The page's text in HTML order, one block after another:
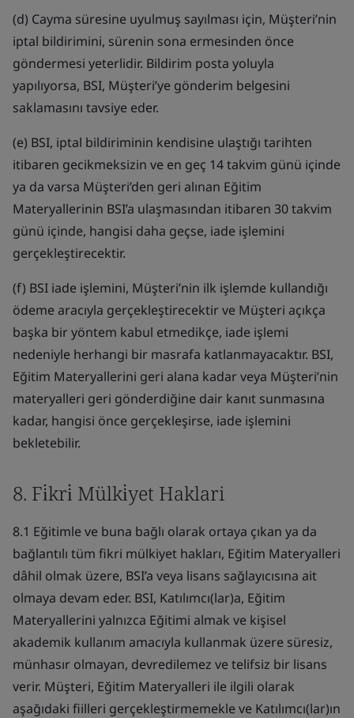
(d) Cayma süresine uyulmuş sayılması için, Müşteri’nin
iptal bildirimini, sürenin sona ermesinden önce
göndermesi yeterlidir. Bildirim posta yoluyla
yapılıyorsa, BSI, Müşteri’ye gönderim belgesini
saklamasını tavsiye eder.
(e) BSI, iptal bildiriminin kendisine ulaştığı tarihten
itibaren gecikmeksizin ve en geç 14 takvim günü içinde
ya da varsa Müşteri’den geri alınan Eğitim
Materyallerinin BSI’a ulaşmasından itibaren 30 takvim
günü içinde, hangisi daha geçse, iade işlemini
gerçekleştirecektir.
(f) BSI iade işlemini, Müşteri’nin ilk işlemde kullandığı
ödeme aracıyla gerçekleştirecektir ve Müşteri açıkça
başka bir yöntem kabul etmedikçe, iade işlemi
nedeniyle herhangi bir masrafa katlanmayacaktır. BSI,
Eğitim Materyallerini geri alana kadar veya Müşteri’nin
materyalleri geri gönderdiğine dair kanıt sunmasına
kadar, hangisi önce gerçekleşirse, iade işlemini
bekletebilir.
8. Fi̇kri̇ Mülki̇yet Haklari
8.1 Eğitimle ve buna bağlı olarak ortaya çıkan ya da
bağlantılı tüm fikri mülkiyet hakları, Eğitim Materyalleri
dâhil olmak üzere, BSI’a veya lisans sağlayıcısına ait
olmaya devam eder. BSI, Katılımcı(lar)a, Eğitim
Materyallerini yalnızca Eğitimi almak ve kişisel
akademik kullanım amacıyla kullanmak üzere süresiz,
münhasır olmayan, devredilemez ve telifsiz bir lisans
verir. Müşteri, Eğitim Materyalleri ile ilgili olarak
aşağıdaki fiilleri gerçekleştirmemekle ve Katılımcı(lar)ın